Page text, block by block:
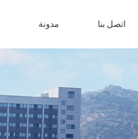
مدونة اتصل بنا